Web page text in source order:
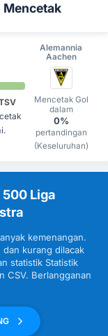
Mencetak
Alemannia
Aachen
Mencetak Gol
dalam
0%
pertandingan
(Keseluruhan)
Liga
kemenangan.
kurang dilacak
statistik Statistik
CSV. Berlangganan